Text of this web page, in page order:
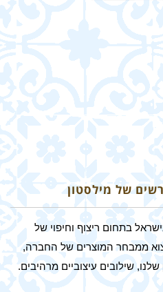
של מילסטון
בתחום ריצוף וחיפוי של
ממבחר המוצרים של החברה,
שילובים עיצוביים מרהיבים.